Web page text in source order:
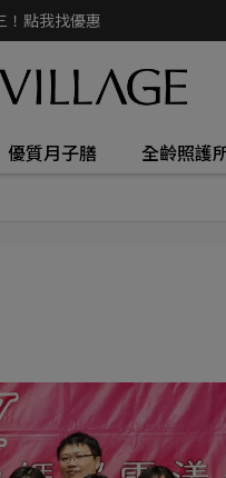
！點我找優惠
優質月子膳 全齡照護